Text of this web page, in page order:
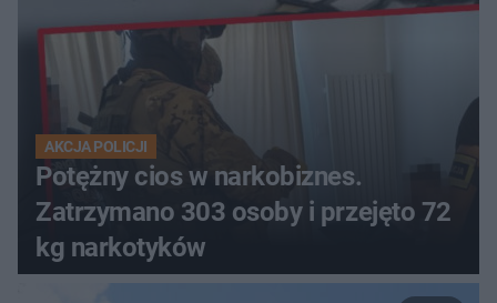
AKCJA POLICJI
Potężny cios w narkobiznes.
Zatrzymano 303 osoby i przejęto 72
kg narkotyków